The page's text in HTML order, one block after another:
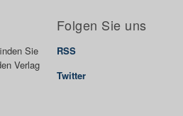
Sie
Verlag
Folgen Sie uns
RSS
Twitter